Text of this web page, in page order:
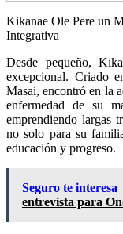
Kikanae Ole Pere un
Integrativa
Desde pequeño,
excepcional. Criado
Masai, encontró en la
enfermedad de su
emprendiendo largas
no solo para su
educación y progreso.
Seguro te interesa
entrevista para